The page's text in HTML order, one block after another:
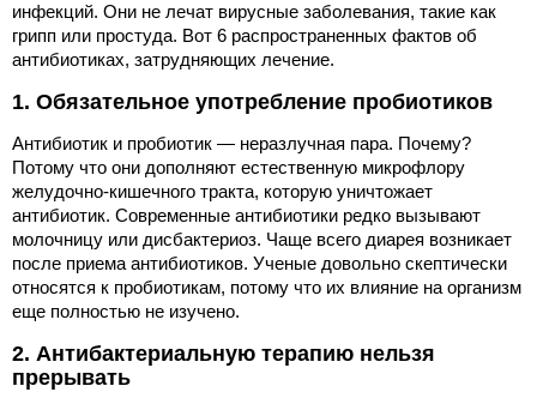
инфекций. Они не лечат вирусные заболевания, такие как
грипп или простуда. Вот 6 распространенных фактов об
антибиотиках, затрудняющих лечение.
1. Обязательное употребление пробиотиков
Антибиотик и пробиотик — неразлучная пара. Почему?
Потому что они дополняют естественную микрофлору
желудочно-кишечного тракта, которую уничтожает
антибиотик. Современные антибиотики редко вызывают
молочницу или дисбактериоз. Чаще всего диарея возникает
после приема антибиотиков. Ученые довольно скептически
относятся к пробиотикам, потому что их влияние на организм
еще полностью не изучено.
2. Антибактериальную терапию нельзя
прерывать